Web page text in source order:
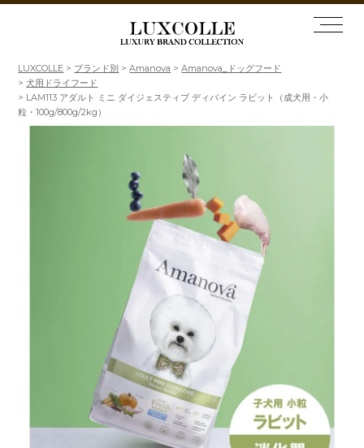
LUXCOLLE ブランド別 Amanova
Amanova_ドッグフード
犬用ドライフード
LAM113 アダルト ミニ ダイジェスティブ ディバイン ラビット（成犬用・小
粒・100g/800g/2kg）